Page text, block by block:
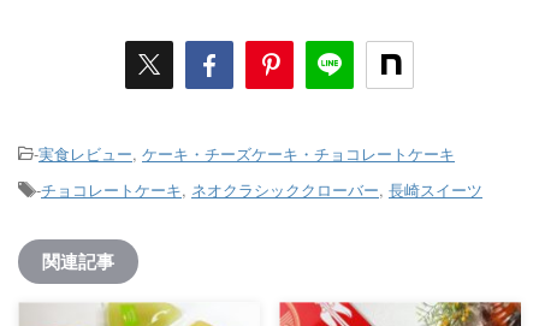
-実食レビュー, ケーキ・チーズケーキ・チョコレートケーキ
-チョコレートケーキ, ネオクラシッククローバー, 長崎スイーツ
関連記事